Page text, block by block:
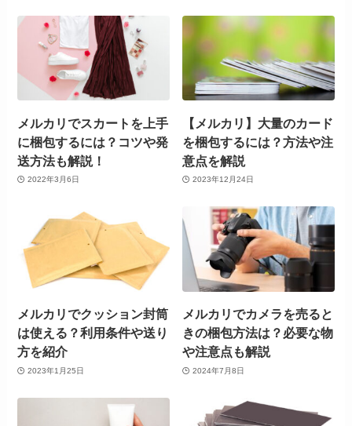
メルカリでスカートを上手
に梱包するには？コツや発
送方法も解説！
2022年3月6日
【メルカリ】大量のカード
を梱包するには？方法や注
意点を解説
2023年12月24日
メルカリでクッション封筒
は使える？利用条件や送り
方を紹介
2023年1月25日
メルカリでカメラを売ると
きの梱包方法は？必要な物
や注意点も解説
2024年7月8日